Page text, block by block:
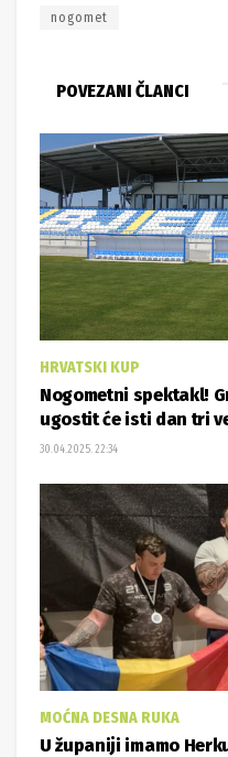
nogomet
POVEZANI ČLANCI
HRVATSKI KUP
Nogometni spektakl!
ugostit će isti dan tri
30.04.2025. 22:34
MOĆNA DESNA RUKA
U županiji imamo